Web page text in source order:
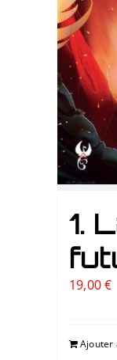
1.
19,00€
Ajouter